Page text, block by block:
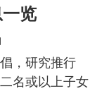
览
，研究推行
名或以上子女